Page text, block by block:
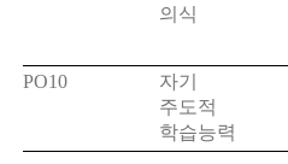
의식
PO10
자기
주도적
학습능력